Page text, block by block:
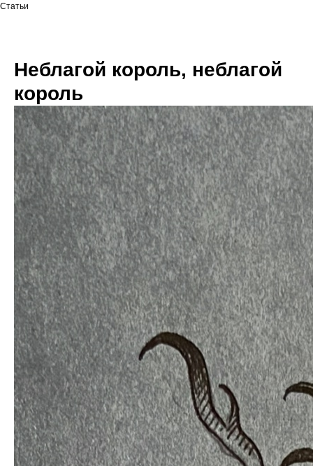
Статьи
Неблагой король, неблагой
король